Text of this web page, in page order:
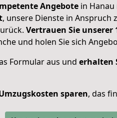
Angebote in
, unsere Dienste in Anspruch
Vertrauen Sie unserer
und holen Sie sich
Formular aus und erhalten
sparen, das